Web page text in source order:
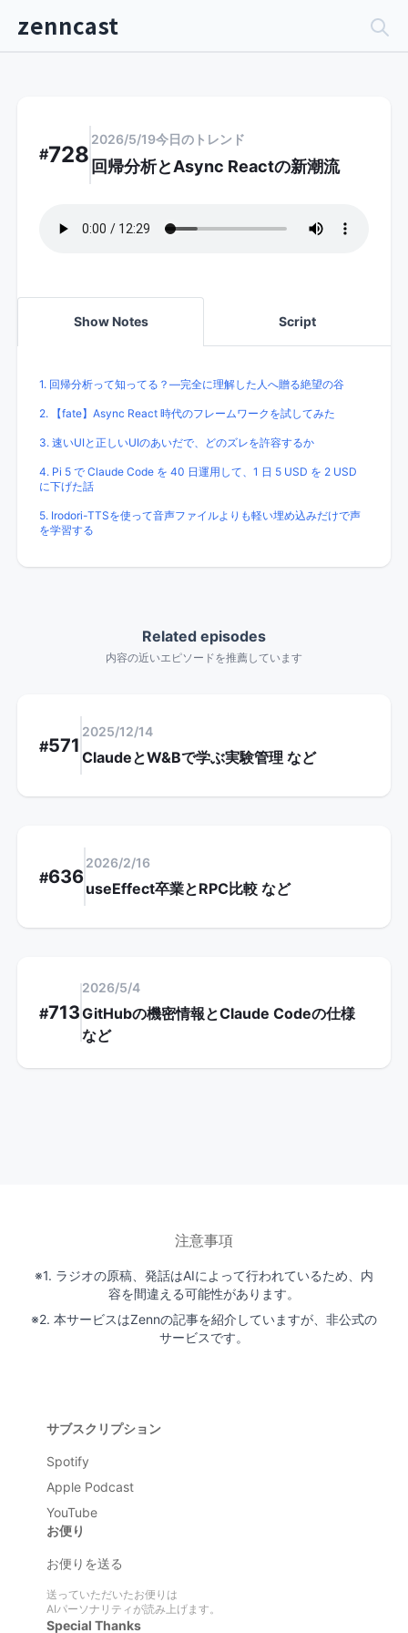
zenncast
#728
2026/5/19今日のトレンド
回帰分析とAsync Reactの新潮流
Show Notes Script
1. 回帰分析って知ってる？―完全に理解した人へ贈る絶望の谷
2. 【fate】Async React 時代のフレームワークを試してみた
3. 速いUIと正しいUIのあいだで、どのズレを許容するか
4. Pi 5 で Claude Code を 40 日運用して、1 日 5 USD を 2 USD
に下げた話
5. Irodori-TTSを使って音声ファイルよりも軽い埋め込みだけで声
を学習する
Related episodes
内容の近いエピソードを推薦しています
#571
2025/12/14
ClaudeとW&Bで学ぶ実験管理 など
#636
2026/2/16
useEffect卒業とRPC比較 など
#713
2026/5/4
GitHubの機密情報とClaude Codeの仕様
など
注意事項
※1. ラジオの原稿、発話はAIによって行われているため、内
容を間違える可能性があります。
※2. 本サービスはZennの記事を紹介していますが、非公式の
サービスです。
サブスクリプション
Spotify
Apple Podcast
YouTube
お便り
お便りを送る
送っていただいたお便りは
AIパーソナリティが読み上げます。
Special Thanks